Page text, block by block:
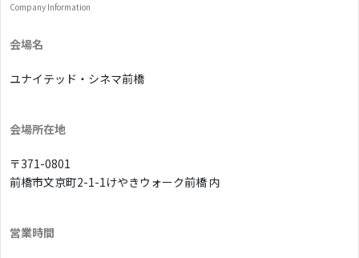
Company Information
会場名
ユナイテッド・シネマ前橋
会場所在地
〒371-0801
前橋市文京町2-1-1けやきウォーク前橋 内
営業時間